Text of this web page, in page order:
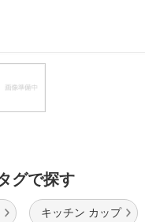
グで探す
キッチン カップ